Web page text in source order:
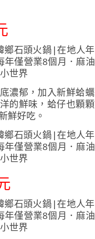
濃郁，加入新鮮蛤
的鮮味，蛤仔也顆
鮮好吃。